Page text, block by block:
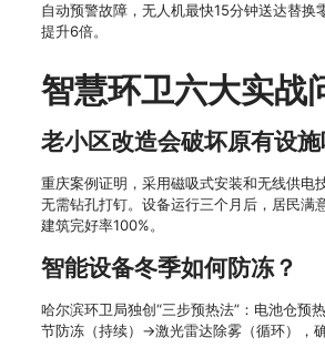
自动预警故障，无人机最快15分钟送达替换
提升6倍。
智慧环卫六大实战
老小区改造会破坏原有设施
重庆案例证明，采用磁吸式安装和无线供电
无需钻孔打钉。设备运行三个月后，居民满
建筑完好率100%。
智能设备冬季如何防冻？
哈尔滨环卫局独创“三步预热法”：电池仓预
节防冻（持续）→激光雷达除雾（循环），